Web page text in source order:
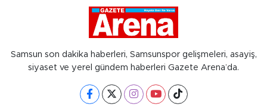
Samsun son dakika haberleri, Samsunspor gelişmeleri, asayiş,
siyaset ve yerel gündem haberleri Gazete Arena’da.